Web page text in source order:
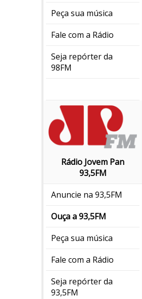
Peça sua música
Fale com a Rádio
Seja repórter da
98FM
Rádio Jovem Pan
93,5FM
Anuncie na 93,5FM
Ouça a 93,5FM
Peça sua música
Fale com a Rádio
Seja repórter da
93,5FM